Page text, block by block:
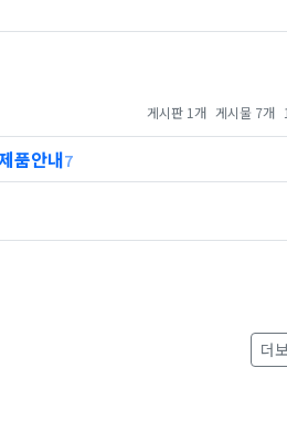
게시판 1개 게시물 7개
품안내7
더